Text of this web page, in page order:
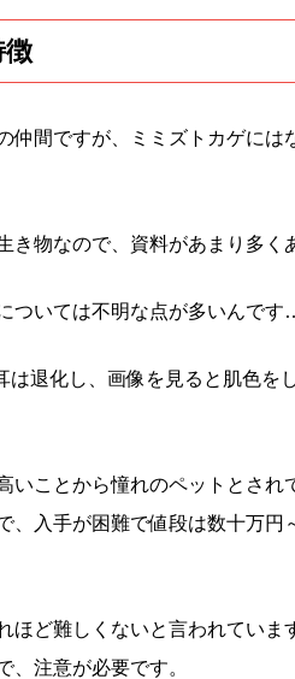
仲間ですが、ミミズトカゲに
き物なので、資料があまり多く
ついては不明な点が多いんです
は退化し、画像を見ると肌色を
いことから憧れのペットとさ
、入手が困難で値段は数十万円
ほど難しくないと言われてい
、注意が必要です。